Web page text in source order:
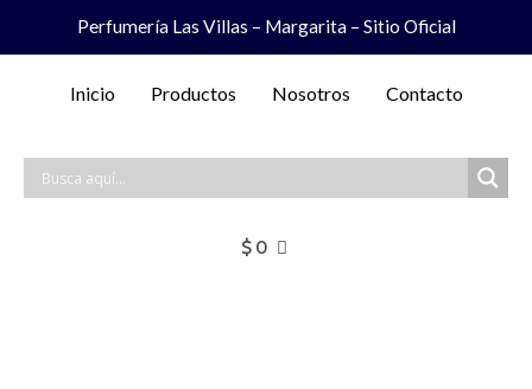
Perfumería Las Villas – Margarita – Sitio Oficial
Inicio Productos Nosotros Contacto
$ 0